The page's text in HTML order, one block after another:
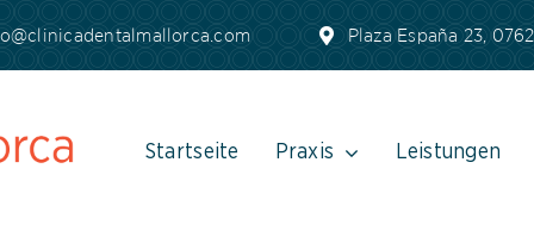
Plaza España 23,
Startseite Praxis Leistungen